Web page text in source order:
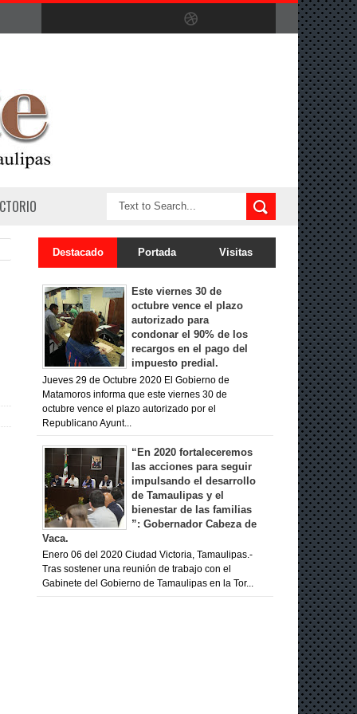
Destacado Portada Visitas
Este viernes 30 de
octubre vence el plazo
autorizado para
condonar el 90% de los
recargos en el pago del
impuesto predial.
Jueves 29 de Octubre 2020 El Gobierno de
Matamoros informa que este viernes 30 de
octubre vence el plazo autorizado por el
Republicano Ayunt...
“En 2020 fortaleceremos
las acciones para seguir
impulsando el desarrollo
de Tamaulipas y el
bienestar de las familias
”: Gobernador Cabeza de
Vaca.
Enero 06 del 2020 Ciudad Victoria, Tamaulipas.-
Tras sostener una reunión de trabajo con el
Gabinete del Gobierno de Tamaulipas en la Tor...